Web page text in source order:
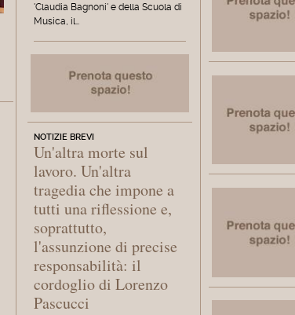
'Claudia Bagnoni' e della Scuola di
Musica, il…
NOTIZIE BREVI
Un'altra morte sul
lavoro. Un'altra
tragedia che impone a
tutti una riflessione e,
soprattutto,
l'assunzione di precise
responsabilità: il
cordoglio di Lorenzo
Pascucci